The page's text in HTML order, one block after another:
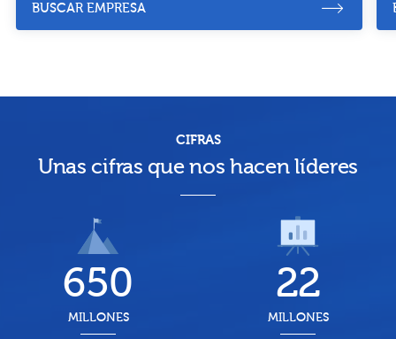
BUSCAR EMPRESA
CIFRAS
Unas cifras que nos hacen líderes
650
MILLONES
22
MILLONES